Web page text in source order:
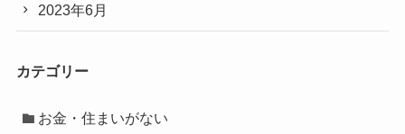
2023年6月
カテゴリー
お金・住まいがない